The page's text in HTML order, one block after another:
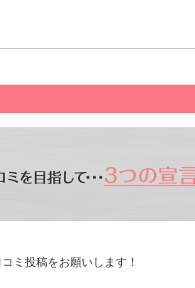
ミ投稿をお願いします！